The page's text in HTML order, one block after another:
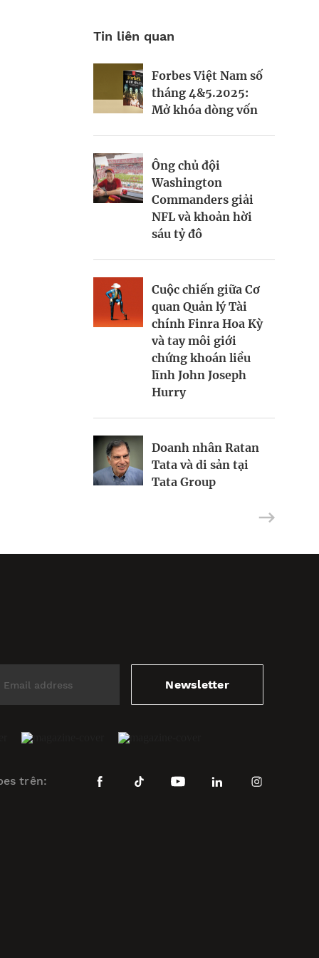
Tin liên quan
Forbes Việt Nam số
tháng 4&5.2025:
Mở khóa dòng vốn
Ông chủ đội
Washington
Commanders giải
NFL và khoản hời
sáu tỷ đô
Cuộc chiến giữa Cơ
quan Quản lý Tài
chính Finra Hoa Kỳ
và tay môi giới
chứng khoán liều
lĩnh John Joseph
Hurry
Doanh nhân Ratan
Tata và di sản tại
Tata Group
Doanh nhân Hoa Kỳ
mê bánh mì
Forbes Việt Nam số
136: 10 Sự kiện kinh
doanh nổi bật
công ty dẫn đầu
Nữ CEO neo giữ vị
thế thị trường Việt
Nam
Dusit Thani tái
thiết biểu tượng
ngành khách sạn
Tỉ phú Đài Loan
giàu lên nhờ sức
mạnh của chip
thọ” của tỉ phú Úc
Harry Triguboff
Mike zKeiser định
vị điểm chơi golf
hàng đầu thế giới
Newsletter
trên: